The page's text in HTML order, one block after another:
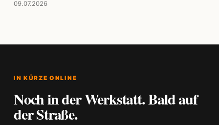
09.07.2026
IN KÜRZE ONLINE
Noch in der Werkstatt. Bald auf
der Straße.